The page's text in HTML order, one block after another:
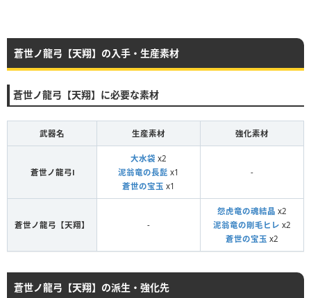
蒼世ノ龍弓【天翔】の入手・生産素材
蒼世ノ龍弓【天翔】に必要な素材
武器名 生産素材 強化素材
蒼世ノ龍弓Ⅰ
大水袋 x2
泥翁竜の長髭 x1
蒼世の宝玉 x1
-
蒼世ノ龍弓【天翔】 -
怨虎竜の魂結晶 x2
泥翁竜の剛毛ヒレ x2
蒼世の宝玉 x2
蒼世ノ龍弓【天翔】の派生・強化先